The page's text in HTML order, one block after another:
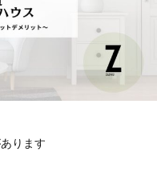
ります